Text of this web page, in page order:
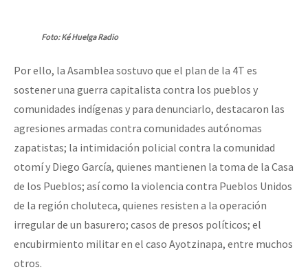
Foto: Ké Huelga Radio
Por ello, la Asamblea sostuvo que el plan de la 4T es
sostener una guerra capitalista contra los pueblos y
comunidades indígenas y para denunciarlo, destacaron las
agresiones armadas contra comunidades autónomas
zapatistas; la intimidación policial contra la comunidad
otomí y Diego García, quienes mantienen la toma de la Casa
de los Pueblos; así como la violencia contra Pueblos Unidos
de la región choluteca, quienes resisten a la operación
irregular de un basurero; casos de presos políticos; el
encubirmiento militar en el caso Ayotzinapa, entre muchos
otros.